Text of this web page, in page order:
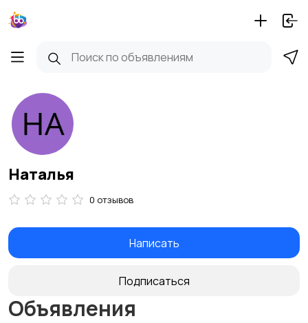
Наталья
0 отзывов
Написать
Подписаться
Объявления